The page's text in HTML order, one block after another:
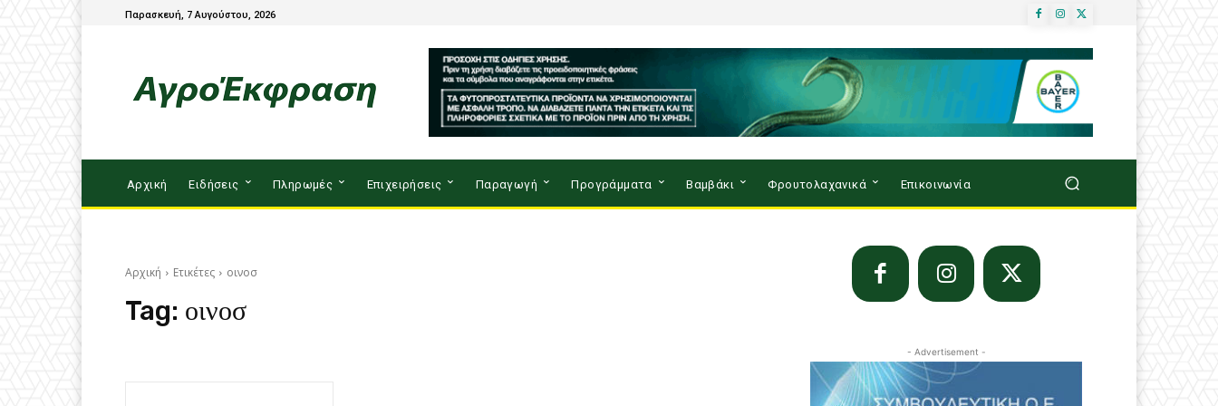
Παρασκευή, 7 Αυγούστου, 2026
Αρχική Ειδήσεις Πληρωμές Επιχειρήσεις Παραγωγή Προγράμματα Βαμβάκι Φρουτολαχανικά Επικοινωνία
Αρχική Ετικέτες οινοσ
Tag: οινοσ
- Advertisement -